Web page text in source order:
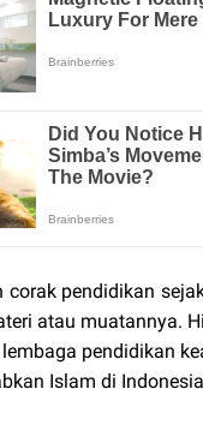
corak pendidikan
atau muatannya.
pendidikan
Islam di